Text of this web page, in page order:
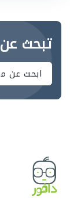
تبحث
ابحث عن